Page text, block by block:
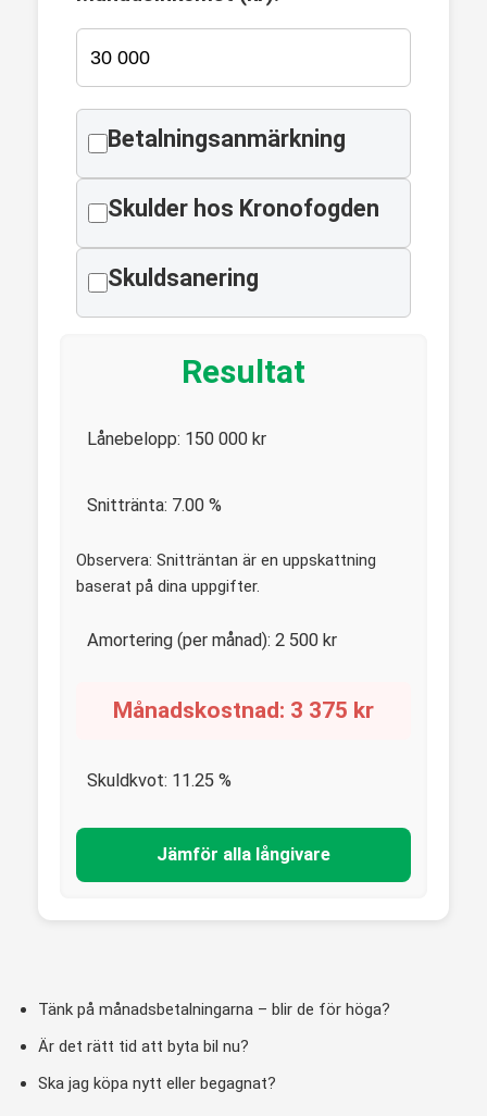
Betalningsanmärkning
Skulder hos Kronofogden
Skuldsanering
Resultat
Lånebelopp: 150 000 kr
Snittränta: 7.00 %
Observera: Snitträntan är en uppskattning
baserat på dina uppgifter.
Amortering (per månad): 2 500 kr
Månadskostnad: 3 375 kr
Skuldkvot: 11.25 %
Jämför alla långivare
Tänk på månadsbetalningarna – blir de för höga?
Är det rätt tid att byta bil nu?
Ska jag köpa nytt eller begagnat?